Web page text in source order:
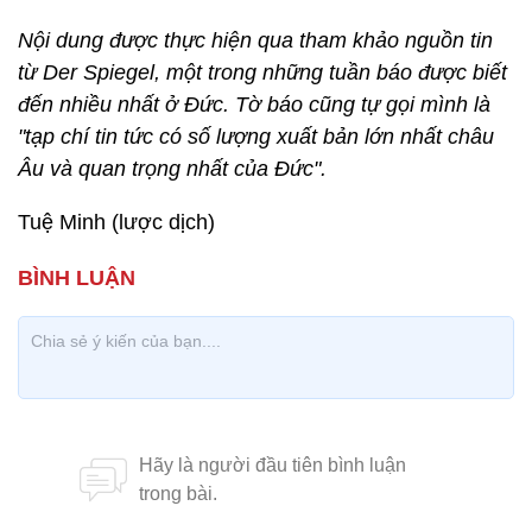
Nội dung được thực hiện qua tham khảo nguồn tin
từ Der Spiegel, một trong những tuần báo được biết
đến nhiều nhất ở Đức. Tờ báo cũng tự gọi mình là
"tạp chí tin tức có số lượng xuất bản lớn nhất châu
Âu và quan trọng nhất của Đức".
Tuệ Minh (lược dịch)